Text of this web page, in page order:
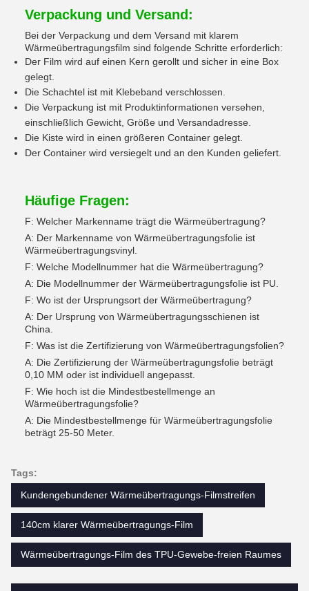
Verpackung und Versand:
Bei der Verpackung und dem Versand mit klarem
Wärmeübertragungsfilm sind folgende Schritte erforderlich:
Der Film wird auf einen Kern gerollt und sicher in eine Box
gelegt.
Die Schachtel ist mit Klebeband verschlossen.
Die Verpackung ist mit Produktinformationen versehen,
einschließlich Gewicht, Größe und Versandadresse.
Die Kiste wird in einen größeren Container gelegt.
Der Container wird versiegelt und an den Kunden geliefert.
Häufige Fragen:
F: Welcher Markenname trägt die Wärmeübertragung?
A: Der Markenname von Wärmeübertragungsfolie ist
Wärmeübertragungsvinyl.
F: Welche Modellnummer hat die Wärmeübertragung?
A: Die Modellnummer der Wärmeübertragungsfolie ist PU.
F: Wo ist der Ursprungsort der Wärmeübertragung?
A: Der Ursprung von Wärmeübertragungsschienen ist
China.
F: Was ist die Zertifizierung von Wärmeübertragungsfolien?
A: Die Zertifizierung der Wärmeübertragungsfolie beträgt
0,10 MM oder ist individuell angepasst.
F: Wie hoch ist die Mindestbestellmenge an
Wärmeübertragungsfolie?
A: Die Mindestbestellmenge für Wärmeübertragungsfolie
beträgt 25-50 Meter.
Tags:
Kundengebundener Wärmeübertragungs-Filmstreifen
140cm klarer Wärmeübertragungs-Film
Wärmeübertragungs-Film des TPU-Gewebe-freien Raumes